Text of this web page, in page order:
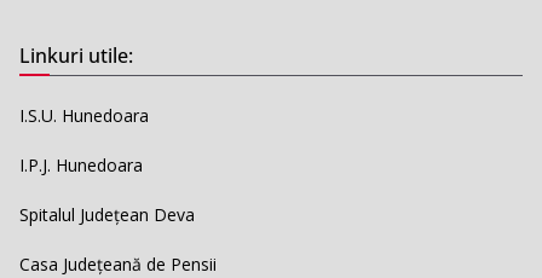
Linkuri utile:
I.S.U. Hunedoara
I.P.J. Hunedoara
Spitalul Județean Deva
Casa Județeană de Pensii